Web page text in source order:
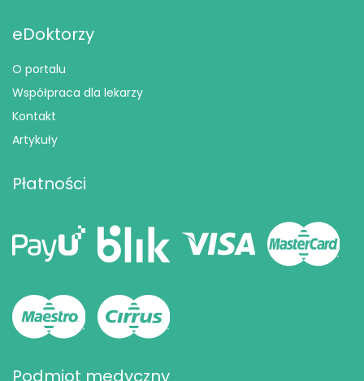
eDoktorzy
O portalu
Współpraca dla lekarzy
Kontakt
Artykuły
Płatności
Podmiot medyczny